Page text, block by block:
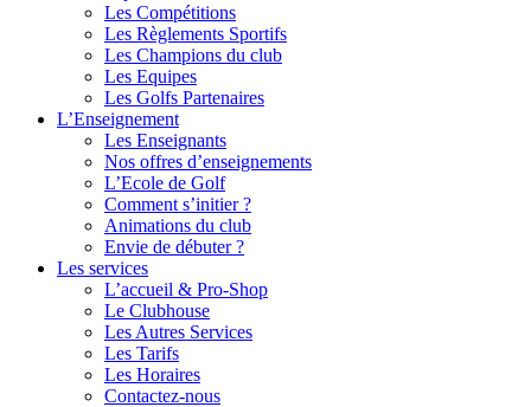
Les Compétitions
Les Règlements Sportifs
Les Champions du club
Les Equipes
Les Golfs Partenaires
L’Enseignement
Les Enseignants
Nos offres d’enseignements
L’Ecole de Golf
Comment s’initier ?
Animations du club
Envie de débuter ?
Les services
L’accueil & Pro-Shop
Le Clubhouse
Les Autres Services
Les Tarifs
Les Horaires
Contactez-nous